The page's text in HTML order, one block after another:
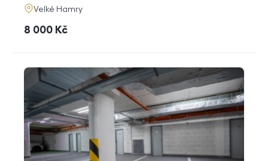
adresa
Velké Hamry
cena
8 000 Kč